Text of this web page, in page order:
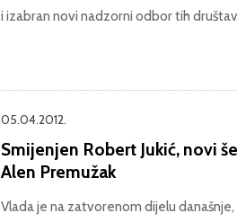
i izabran novi nadzorni odbor tih
05.04.2012.
Smijenjen Robert Jukić, novi
Alen Premužak
Vlada je na zatvorenom dijelu